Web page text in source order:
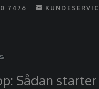
7476
Sådan